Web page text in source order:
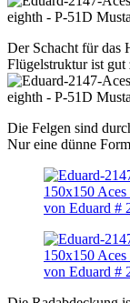
Der Schacht für das
Flügelstruktur ist gut
Die Felgen sind
Nur eine dünne